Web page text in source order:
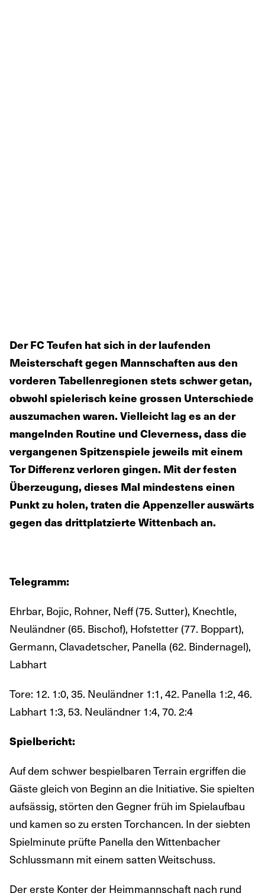
Der FC Teufen hat sich in der laufenden
Meisterschaft gegen Mannschaften aus den
vorderen Tabellenregionen stets schwer getan,
obwohl spielerisch keine grossen Unterschiede
auszumachen waren. Vielleicht lag es an der
mangelnden Routine und Cleverness, dass die
vergangenen Spitzenspiele jeweils mit einem
Tor Differenz verloren gingen. Mit der festen
Überzeugung, dieses Mal mindestens einen
Punkt zu holen, traten die Appenzeller auswärts
gegen das drittplatzierte Wittenbach an.
Telegramm:
Ehrbar, Bojic, Rohner, Neff (75. Sutter), Knechtle,
Neuländner (65. Bischof), Hofstetter (77. Boppart),
Germann, Clavadetscher, Panella (62. Bindernagel),
Labhart
Tore: 12. 1:0, 35. Neuländner 1:1, 42. Panella 1:2, 46.
Labhart 1:3, 53. Neuländner 1:4, 70. 2:4
Spielbericht:
Auf dem schwer bespielbaren Terrain ergriffen die
Gäste gleich von Beginn an die Initiative. Sie spielten
aufsässig, störten den Gegner früh im Spielaufbau
und kamen so zu ersten Torchancen. In der siebten
Spielminute prüfte Panella den Wittenbacher
Schlussmann mit einem satten Weitschuss.
Der erste Konter der Heimmannschaft nach rund